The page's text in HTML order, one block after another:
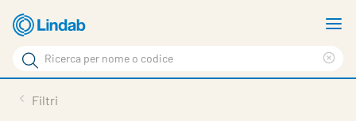
Log
visionare
Cerca
Cerca
Filtri